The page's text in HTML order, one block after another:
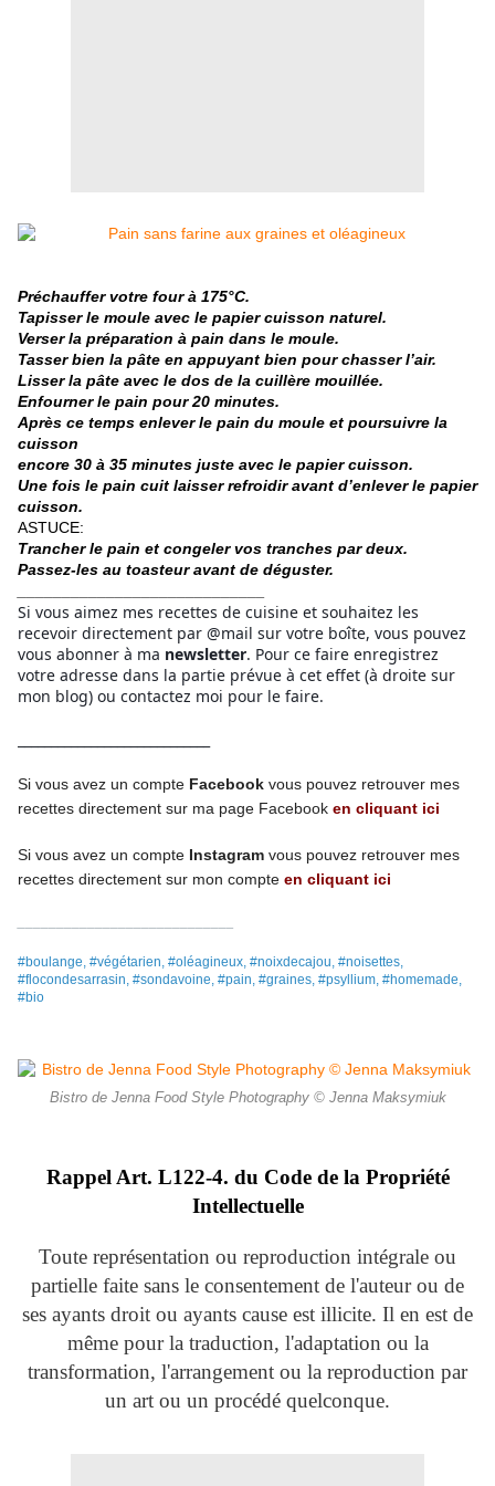
Préchauffer votre four à 175°C.
Tapisser le moule avec le papier cuisson naturel.
Verser la préparation à pain dans le moule.
Tasser bien la pâte en appuyant bien pour chasser l’air.
Lisser la pâte avec le dos de la cuillère mouillée.
Enfourner le pain pour 20 minutes.
Après ce temps enlever le pain du moule et poursuivre la
cuisson
encore 30 à 35 minutes juste avec le papier cuisson.
Une fois le pain cuit laisser refroidir avant d’enlever le papier
cuisson.
ASTUCE:
Trancher le pain et congeler vos tranches par deux.
Passez-les au toasteur avant de déguster.
Si vous aimez mes recettes de cuisine et souhaitez les
recevoir directement par @mail sur votre boîte, vous pouvez
vous abonner à ma newsletter. Pour ce faire enregistrez
votre adresse dans la partie prévue à cet effet (à droite sur
mon blog) ou contactez moi pour le faire.
Si vous avez un compte Facebook vous pouvez retrouver mes
recettes directement sur ma page Facebook en cliquant ici
Si vous avez un compte Instagram vous pouvez retrouver mes
recettes directement sur mon compte en cliquant ici
#boulange, #végétarien, #oléagineux, #noixdecajou, #noisettes,
#flocondesarrasin, #sondavoine, #pain, #graines, #psyllium, #homemade,
#bio
Bistro de Jenna Food Style Photography © Jenna Maksymiuk
Rappel Art. L122-4. du Code de la Propriété
Intellectuelle
Toute représentation ou reproduction intégrale ou
partielle faite sans le consentement de l'auteur ou de
ses ayants droit ou ayants cause est illicite. Il en est de
même pour la traduction, l'adaptation ou la
transformation, l'arrangement ou la reproduction par
un art ou un procédé quelconque.